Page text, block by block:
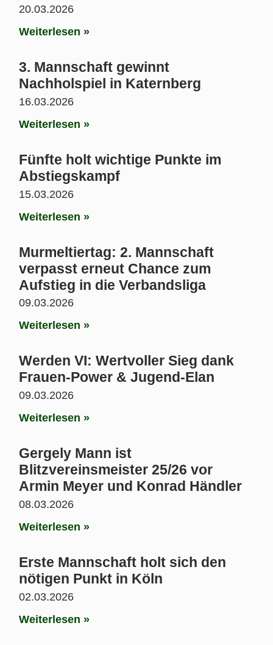
20.03.2026
Weiterlesen »
3. Mannschaft gewinnt
Nachholspiel in Katernberg
16.03.2026
Weiterlesen »
Fünfte holt wichtige Punkte im
Abstiegskampf
15.03.2026
Weiterlesen »
Murmeltiertag: 2. Mannschaft
verpasst erneut Chance zum
Aufstieg in die Verbandsliga
09.03.2026
Weiterlesen »
Werden VI: Wertvoller Sieg dank
Frauen-Power & Jugend-Elan
09.03.2026
Weiterlesen »
Gergely Mann ist
Blitzvereinsmeister 25/26 vor
Armin Meyer und Konrad Händler
08.03.2026
Weiterlesen »
Erste Mannschaft holt sich den
nötigen Punkt in Köln
02.03.2026
Weiterlesen »